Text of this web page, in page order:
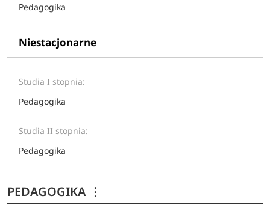
PEDAGOGIKA ⋮
Pedagogika
Niestacjonarne
Studia I stopnia:
Pedagogika
Studia II stopnia:
Pedagogika